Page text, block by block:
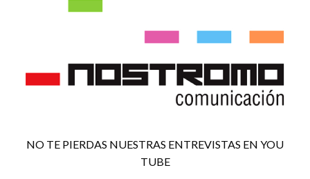
NO TE PIERDAS NUESTRAS ENTREVISTAS EN YOU
TUBE